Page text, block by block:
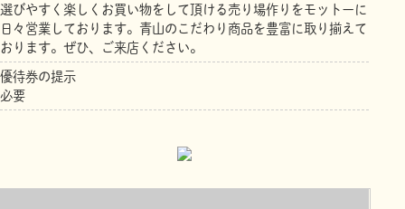
選びやすく楽しくお買い物をして頂ける売り場作りをモットーに
日々営業しております。青山のこだわり商品を豊富に取り揃えて
おります。ぜひ、ご来店ください。
優待券の提示
必要